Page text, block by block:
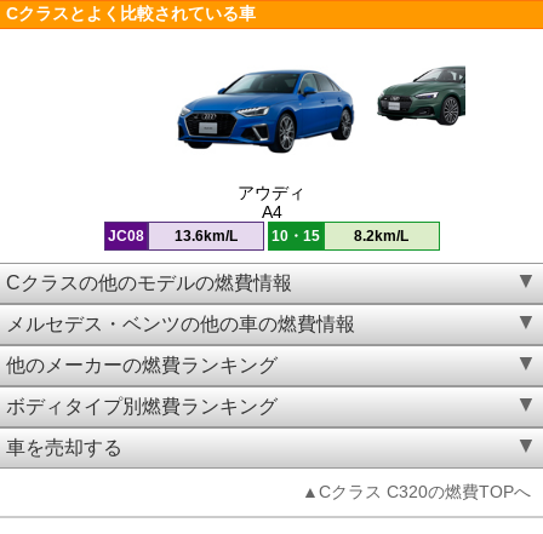
Cクラスとよく比較されている車
アウディ
A4
JC08 13.6km/L 10・15 8.2km/L
Cクラスの他のモデルの燃費情報
メルセデス・ベンツの他の車の燃費情報
他のメーカーの燃費ランキング
ボディタイプ別燃費ランキング
車を売却する
▲Cクラス C320の燃費TOPへ